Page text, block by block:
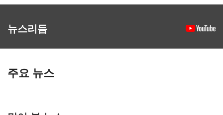
뉴스리듬
주요 뉴스